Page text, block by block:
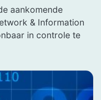
aankomende
& Information
in controle te